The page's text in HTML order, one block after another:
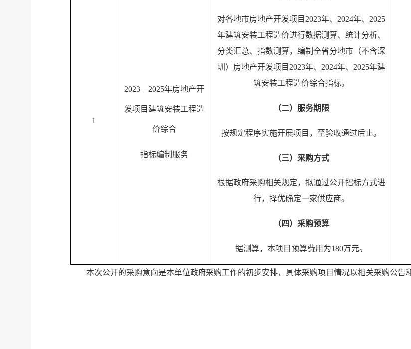
1
2023—2025年房地产开
发项目建筑安装工程造
价综合
指标编制服务
对各地市房地产开发项目2023年、2024年、2025
年建筑安装工程造价进行数据测算、统计分析、
分类汇总、指数测算，编制全省分地市（不含深
圳）房地产开发项目2023年、2024年、2025年建
筑安装工程造价综合指标。
（二）服务期限
按规定程序实施开展项目，至验收通过后止。
（三）采购方式
根据政府采购相关规定，拟通过公开招标方式进
行，择优确定一家供应商。
（四）采购预算
据测算，本项目预算费用为180万元。
本次公开的采购意向是本单位政府采购工作的初步安排，具体采购项目情况以相关采购公告